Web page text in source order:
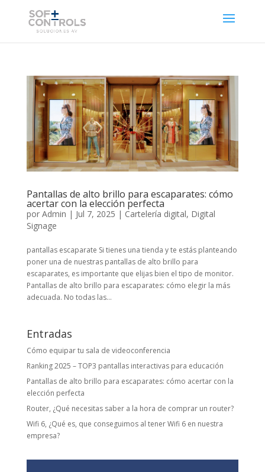
Pantallas de alto brillo para escaparates: cómo
acertar con la elección perfecta
por Admin | Jul 7, 2025 | Cartelería digital, Digital
Signage
pantallas escaparate Si tienes una tienda y te estás planteando
poner una de nuestras pantallas de alto brillo para
escaparates, es importante que elijas bien el tipo de monitor.
Pantallas de alto brillo para escaparates: cómo elegir la más
adecuada. No todas las...
Entradas
Cómo equipar tu sala de videoconferencia
Ranking 2025 – TOP3 pantallas interactivas para educación
Pantallas de alto brillo para escaparates: cómo acertar con la
elección perfecta
Router, ¿Qué necesitas saber a la hora de comprar un router?
Wifi 6, ¿Qué es, que conseguimos al tener Wifi 6 en nuestra
empresa?